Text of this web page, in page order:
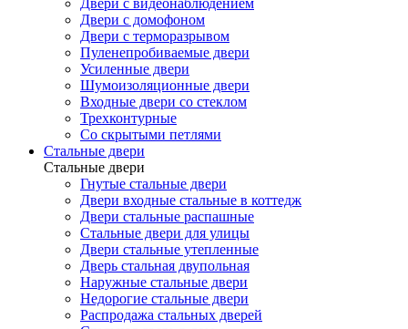
Двери с видеонаблюдением
Двери с домофоном
Двери с терморазрывом
Пуленепробиваемые двери
Усиленные двери
Шумоизоляционные двери
Входные двери со стеклом
Трехконтурные
Со скрытыми петлями
Стальные двери
Стальные двери
Гнутые стальные двери
Двери входные стальные в коттедж
Двери стальные распашные
Стальные двери для улицы
Двери стальные утепленные
Дверь стальная двупольная
Наружные стальные двери
Недорогие стальные двери
Распродажа стальных дверей